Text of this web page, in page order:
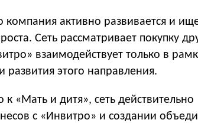
активно развивается и
Сеть рассматривает покупку
взаимодействует только в
развития этого направления.
«Мать и дитя», сеть действительно
с «Инвитро» и создании